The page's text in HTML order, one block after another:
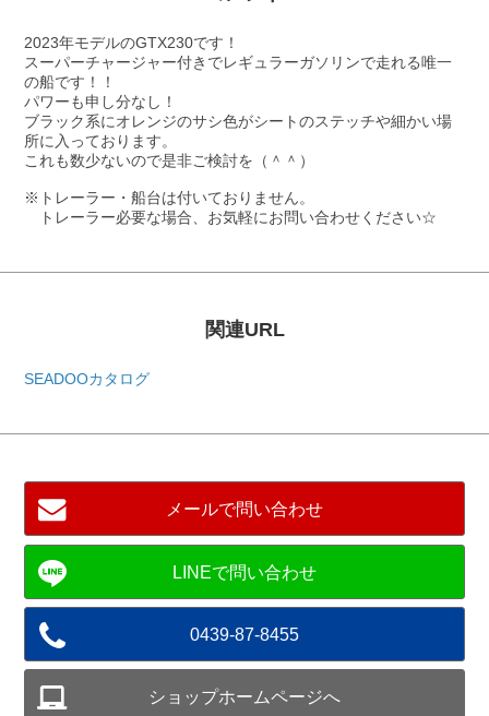
2023年モデルのGTX230です！
スーパーチャージャー付きでレギュラーガソリンで走れる唯一
の船です！！
パワーも申し分なし！
ブラック系にオレンジのサシ色がシートのステッチや細かい場
所に入っております。
これも数少ないので是非ご検討を（＾＾）
※トレーラー・船台は付いておりません。
トレーラー必要な場合、お気軽にお問い合わせください☆
関連URL
SEADOOカタログ
メールで問い合わせ
0439-87-8455
ショップホームページへ